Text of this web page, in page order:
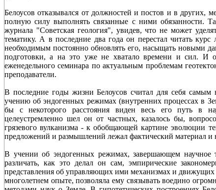
Белоусов отказывался от должностей и постов и в других,
полную силу выполнять связанные с ними обязанности.
журнала "Советская геология", увидев, что не может
тематику. А в последние два года он перестал читать
необходимым постоянно обновлять его, насыщать новыми
подготовки, а на это уже не хватало времени и сил. И
еженедельного семинара по актуальным проблемам
преподаватели.
В последние годы жизни Белоусов считал для себя самым
учению об эндогенных режимах (внутренних процессах в
бы с некоторого расстояния виден весь его путь в
целеустремленно шел он от частных, казалось бы,
грязевого вулканизма - к обобщающей картине эволюции
предложений и размышлений лежал фактический материал
В учении об эндогенных режимах, завершающем научное
различать, как это делал он сам, эмпирические
представления об управляющих ими механизмах и
многолетнем опыте, позволяла ему связывать воедино